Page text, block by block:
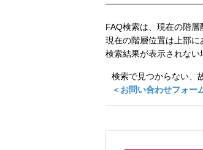
FAQ検索は、現在の階層
現在の階層位置は上部に
検索結果が表示されな
検索で見つからない、
＜お問い合わせフォー